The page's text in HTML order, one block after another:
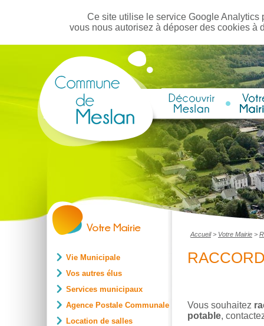
Ce site utilise le service Google
vous nous autorisez à déposer des cookies
Vie Municipale
Vos autres élus
Services municipaux
Agence Postale Communale
Location de salles
Accueil> Votre Mairie >
Vous souhaitez
potable,